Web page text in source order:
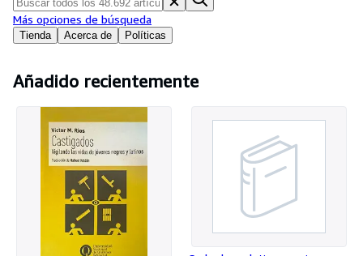
Arte y coleccionismo
Vendedores
Tienda Acerca de Políticas
Más opciones de búsqueda
Añadido recientemente